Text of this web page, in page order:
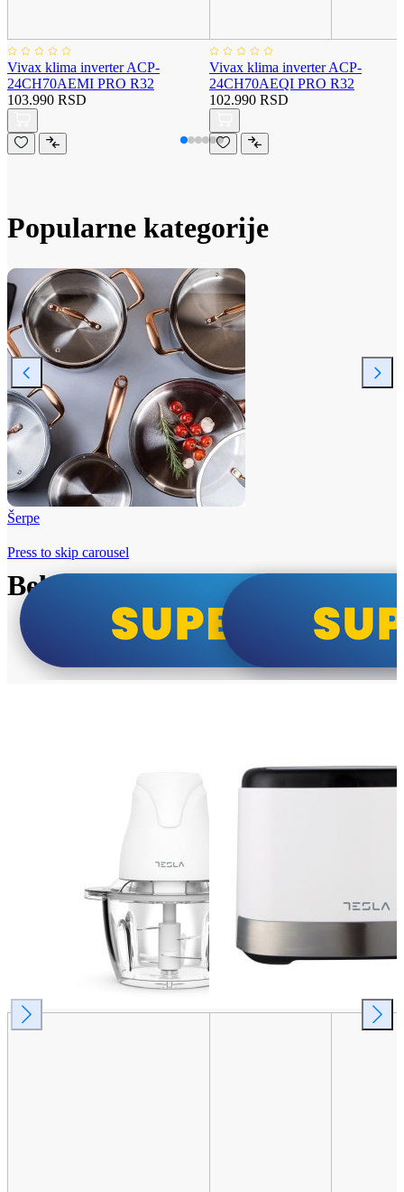
Vivax klima inverter ACP-
24CH70AEMI PRO R32
103.990 RSD
Vivax klima inverter ACP-
24CH70AEQI PRO R32
102.990 RSD
Popularne kategorije
Šerpe
Beko i Tesla super cene
Press to skip carousel